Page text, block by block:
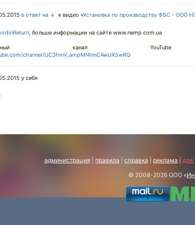
в ответ на ↓ к видео «Установка по производству ФБС - ООО
, больше информации на сайте www.nemp.com.ua
канал YouTube
channel/UC3hmV_ampMf4nnCAwUX5wRQ
у себя
администрация правила справка реклама для
© 2008-2026 ООО «